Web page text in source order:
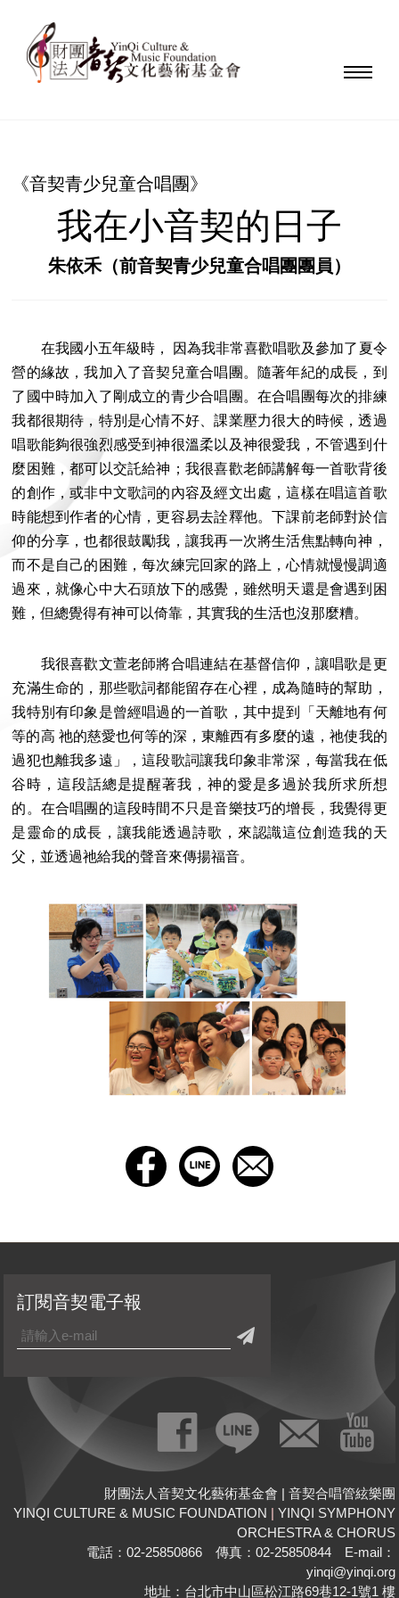
《音契青少兒童合唱團》
我在小音契的日子
朱依禾（前音契青少兒童合唱團團員）
在我國小五年級時， 因為我非常喜歡唱歌及參加了夏令
營的緣故，我加入了音契兒童合唱團。隨著年紀的成長，到
了國中時加入了剛成立的青少合唱團。在合唱團每次的排練
我都很期待，特別是心情不好、課業壓力很大的時候，透過
唱歌能夠很強烈感受到神很溫柔以及神很愛我，不管遇到什
麼困難，都可以交託給神；我很喜歡老師講解每一首歌背後
的創作，或非中文歌詞的內容及經文出處，這樣在唱這首歌
時能想到作者的心情，更容易去詮釋他。下課前老師對於信
仰的分享，也都很鼓勵我，讓我再一次將生活焦點轉向神，
而不是自己的困難，每次練完回家的路上，心情就慢慢調適
過來，就像心中大石頭放下的感覺，雖然明天還是會遇到困
難，但總覺得有神可以倚靠，其實我的生活也沒那麼糟。
我很喜歡文萱老師將合唱連結在基督信仰，讓唱歌是更
充滿生命的，那些歌詞都能留存在心裡，成為隨時的幫助，
我特別有印象是曾經唱過的一首歌，其中提到「天離地有何
等的高 祂的慈愛也何等的深，東離西有多麼的遠，祂使我的
過犯也離我多遠」，這段歌詞讓我印象非常深，每當我在低
谷時，這段話總是提醒著我，神的愛是多過於我所求所想
的。在合唱團的這段時間不只是音樂技巧的增長，我覺得更
是靈命的成長，讓我能透過詩歌，來認識這位創造我的天
父，並透過祂給我的聲音來傳揚福音。
財團法人音契文化藝術基金會 | 音契合唱管絃樂團
YINQI CULTURE & MUSIC FOUNDATION | YINQI SYMPHONY
ORCHESTRA & CHORUS
電話：02-25850866 傳真：02-25850844 E-mail：
yinqi@yinqi.org
地址：台北市中山區松江路69巷12-1號1 樓
訂閱音契電子報